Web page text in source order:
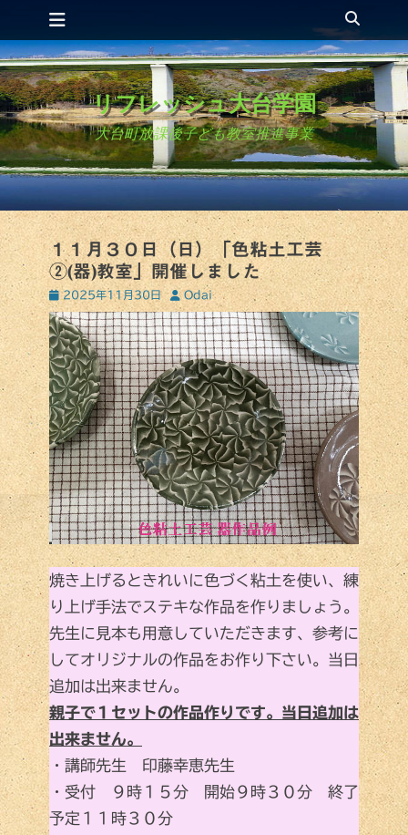
テ
ン
ツ
へ
ス
キ
ッ
プ
メインメニュー
索
リフレッシュ大台学園
大台町放課後子ども教室推進事業
１１月３０日（日）「色粘土工芸
②(器)教室」開催しました
投
稿
日
2025年11月30日
投
稿
者
Odai
焼き上げるときれいに色づく粘土を使い、練
り上げ手法でステキな作品を作りましょう。
先生に見本も用意していただきます、参考に
してオリジナルの作品をお作り下さい。当日
追加は出来ません。
親子で１セットの作品作りです。当日追加は
出来ません。
・講師先生 印藤幸恵先生
・受付 ９時１５分 開始９時３０分 終了
予定１１時３０分